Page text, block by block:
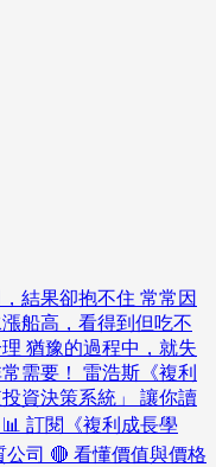
結果卻抱不住 常常因
船高，看得到但吃不
猶豫的過程中，就失
需要！ 雷浩斯《複利
資決策系統」 讓你讀
訂閱《複利成長學
司 🔴 看懂價值與價格